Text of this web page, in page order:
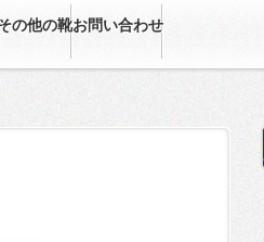
の他の靴お問い合わせ